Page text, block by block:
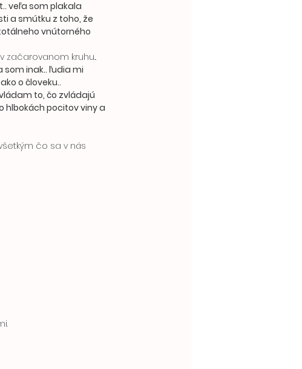
a smútku z toho, že
vnútorného
kruhu...
som inak.. ľudia mi
o človeku..
to, čo zvládajú
hlbokách pocitov viny a